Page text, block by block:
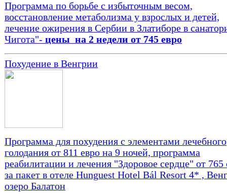
Программа по борьбе с избыточным весом,
восстановление метаболизма у взрослых и детей,
лечение ожирения в Сербии в Златиборе в
Чигота"- цены на 2 недели от 745 евро
Похудение в Венгрии
Программа для похудения с элементами лечебного
голодания от 811 евро на 9 ночей, программа
реабилитации и лечения "Здоровое сердце" от 765
за пакет в отеле Hunguest Hotel Bál Resort 4* ,
озеро Балатон